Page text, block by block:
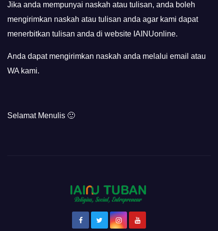
Jika anda mempunyai naskah atau tulisan, anda boleh
mengirimkan naskah atau tulisan anda agar kami dapat
menerbitkan tulisan anda di website IAINUonline.
Anda dapat mengirimkan naskah anda melalui email atau
WA kami.
Selamat Menulis 🙂